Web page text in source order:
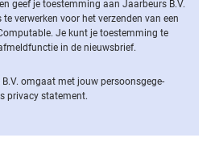
geef je toestemming aan Jaarbeurs B.V.
verwerken voor het verzenden van een
Je kunt je toestemming te
in de nieuwsbrief.
omgaat met jouw per­soons­ge­ge­
privacy statement.